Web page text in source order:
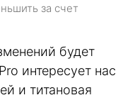
за счет
будет
интересует нас
и титановая